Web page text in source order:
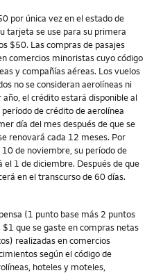
por única vez en el estado de
tarjeta se use para su primera
$50. Las compras de pasajes
comercios minoristas cuyo código
y compañías aéreas. Los vuelos
no se consideran aerolíneas ni
el crédito estará disponible al
de crédito de aerolínea
día del mes después de que se
renovará cada 12 meses. Por
de noviembre, su período de
1 de diciembre. Después de que
en el transcurso de 60 días.
(1 punto base más 2 puntos
que se gaste en compras netas
realizadas en comercios
según el código de
hoteles y moteles,